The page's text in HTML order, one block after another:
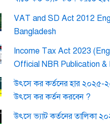
VAT and SD Act 2012
Bangladesh
Income Tax Act 2023
Official NBR Publication &
উৎসে কর কর্তনের হার ২০২৫-
উৎসে কর কর্তন করবেন ?
উৎসে ভ্যাট কর্তনের তালিকা